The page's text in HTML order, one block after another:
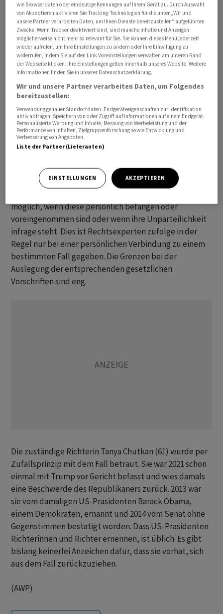
Mit der Richterin, die für den Fall im Zusammenhang
mit möglichem Wahlbetrug und dem Sturm auf das US-
Kapitol am 6. Januar 2021 zuständig ist, könne er "auf
keinen Fall ein faires Verfahren bekommen", schrieb der
Republikaner am Sonntag auf der von ihm
mitgegründeten Online-Plattform Truth Social. Man
werde unverzüglich einen Antrag auf Abberufung der
Richterin aus "sehr gewichtigen Gründen" und
ausserdem die Verlegung des Verfahrens in eine andere
Jährige an.
möglich, wenn diese persönlich befangen oder
voreingenommen sind oder wenn ihre Unparteilichkeit
infrage steht. Dies ist Rechtsexperten zufolge in der
Regel nur bei einer persönlichen Verbindung zu einem
bestimmten Fall gegeben. Die Grenzen bei der
Auslegung der entsprechenden gesetzlichen
Vorschriften sind eng.
Die zuständige Richterin Tanya Chutkan (61) wurde per
Zufallsprinzip mit dem Fall betraut. Sie war 2021 schon
einmal mit Trump vor Gericht befasst und wies damals
eine Beschwerde des Republikaners zurück. 2013 war
sie vom damaligen US-Präsidenten Barack Obama,
einem Demokraten, ernannt und 2014 vom Senat ohne
Gegenstimmen bestätigt worden. Dass US-Präsidenten
Richterinnen und Richter ernennen, ist üblich. Es gibt
bislang keinerlei Anzeichen dafür, dass sie vorhat, sich
aus dem Fall zurückzuziehen.
(AWP)
wie Browserdaten oder eindeutige Kennungen auf Ihrem Gerät zu. Durch Auswahl
von Akzeptieren aktivieren Sie Tracking-Technologien für die unter „Wir und
unsere Partner verarbeiten Daten, um Ihnen Dienste bereitzustellen“ aufgeführten
Zwecke. Wenn Tracker deaktiviert sind, sind manche Inhalte und Anzeigen
möglicherweise nicht mehr so relevant für Sie. Sie können dieses Menü jederzeit
wieder aufrufen, um Ihre Einstellungen zu ändern oder Ihre Einwilligung zu
widerrufen, indem Sie auf den Link Voreinstellungen verwalten am unteren Rand
der Webseite klicken. Ihre Einstellungen gelten innerhalb unseres Website. Weitere
Informationen finden Sie in unserer Datenschutzerklärung.
Wir und unsere Partner verarbeiten Daten, um Folgendes
bereitzustellen:
Verwendung genauer Standortdaten. Endgeräteeigenschaften zur Identifikation
aktiv abfragen. Speichern von oder Zugriff auf Informationen auf einem Endgerät.
Personalisierte Werbung und Inhalte, Messung von Werbeleistung und der
Performance von Inhalten, Zielgruppenforschung sowie Entwicklung und
Verbesserung von Angeboten.
Liste der Partner (Lieferanten)
EINSTELLUNGEN AKZEPTIEREN